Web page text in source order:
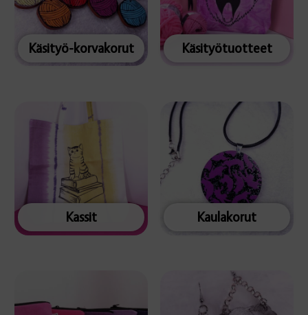
Käsityö-korvakorut Käsityötuotteet
Kassit Kaulakorut